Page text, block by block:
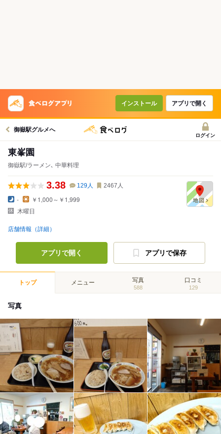
インストール アプリで開く
御嶽駅グルメへ
ログイン
東峯園
御嶽駅/ラーメン､ 中華料理
3.38 129人 2467 人
-
￥1,000～￥1,999
木曜日
店舗情報（詳細）
アプリで開く アプリで保存
トップ メニュー 写真
588
口コミ
129
写真